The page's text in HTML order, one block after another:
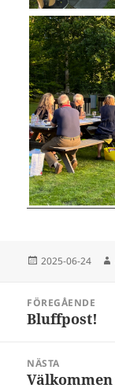
Postat
2025-06-24
FÖREGÅENDE
Föregående
Bluffpost!
NÄSTA
Nästa